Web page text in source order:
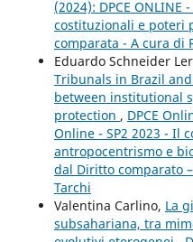
(2024): DPCE ONLINE
costituzionali e poteri
comparata - A cura di
Eduardo Schneider
Tribunals in Brazil
between institutional
protection , DPCE
Online - SP2 2023 - Il
antropocentrismo e
dal Diritto comparato
Tarchi
Valentina Carlino, La
subsahariana, tra